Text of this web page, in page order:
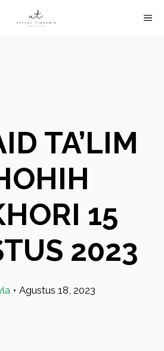
TA’LIM
15
2023
• Agustus 18, 2023